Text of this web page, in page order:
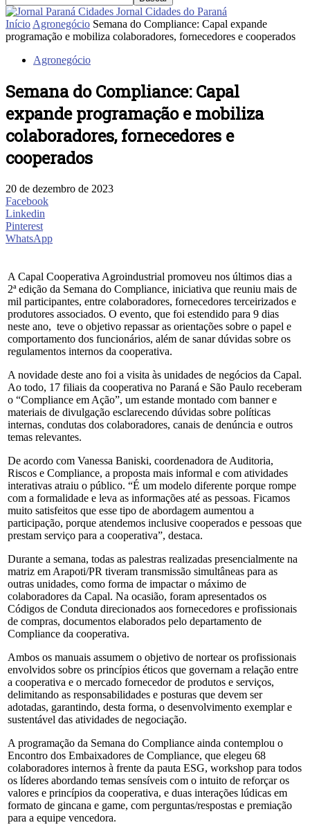
Jornal Cidades do Paraná
Início Agronegócio Semana do Compliance: Capal expande
programação e mobiliza colaboradores, fornecedores e cooperados
Agronegócio
Semana do Compliance: Capal
expande programação e mobiliza
colaboradores, fornecedores e
cooperados
20 de dezembro de 2023
Facebook
Linkedin
Pinterest
WhatsApp
A Capal Cooperativa Agroindustrial promoveu nos últimos dias a
2ª edição da Semana do Compliance, iniciativa que reuniu mais de
mil participantes, entre colaboradores, fornecedores terceirizados e
produtores associados. O evento, que foi estendido para 9 dias
neste ano, teve o objetivo repassar as orientações sobre o papel e
comportamento dos funcionários, além de sanar dúvidas sobre os
regulamentos internos da cooperativa.
A novidade deste ano foi a visita às unidades de negócios da Capal.
Ao todo, 17 filiais da cooperativa no Paraná e São Paulo receberam
o “Compliance em Ação”, um estande montado com banner e
materiais de divulgação esclarecendo dúvidas sobre políticas
internas, condutas dos colaboradores, canais de denúncia e outros
temas relevantes.
De acordo com Vanessa Baniski, coordenadora de Auditoria,
Riscos e Compliance, a proposta mais informal e com atividades
interativas atraiu o público. “É um modelo diferente porque rompe
com a formalidade e leva as informações até as pessoas. Ficamos
muito satisfeitos que esse tipo de abordagem aumentou a
participação, porque atendemos inclusive cooperados e pessoas que
prestam serviço para a cooperativa”, destaca.
Durante a semana, todas as palestras realizadas presencialmente na
matriz em Arapoti/PR tiveram transmissão simultâneas para as
outras unidades, como forma de impactar o máximo de
colaboradores da Capal. Na ocasião, foram apresentados os
Códigos de Conduta direcionados aos fornecedores e profissionais
de compras, documentos elaborados pelo departamento de
Compliance da cooperativa.
Ambos os manuais assumem o objetivo de nortear os profissionais
envolvidos sobre os princípios éticos que governam a relação entre
a cooperativa e o mercado fornecedor de produtos e serviços,
delimitando as responsabilidades e posturas que devem ser
adotadas, garantindo, desta forma, o desenvolvimento exemplar e
sustentável das atividades de negociação.
A programação da Semana do Compliance ainda contemplou o
Encontro dos Embaixadores de Compliance, que elegeu 68
colaboradores internos à frente da pauta ESG, workshop para todos
os líderes abordando temas sensíveis com o intuito de reforçar os
valores e princípios da cooperativa, e duas interações lúdicas em
formato de gincana e game, com perguntas/respostas e premiação
para a equipe vencedora.